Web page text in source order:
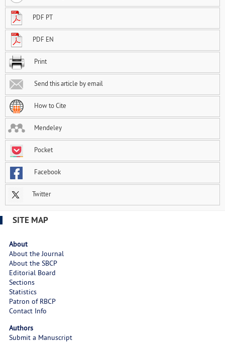
PDF PT
PDF EN
Print
Send this article by email
How to Cite
Mendeley
Pocket
Facebook
Twitter
SITE MAP
About
About the Journal
About the SBCP
Editorial Board
Sections
Statistics
Patron of RBCP
Contact Info
Authors
Submit a Manuscript